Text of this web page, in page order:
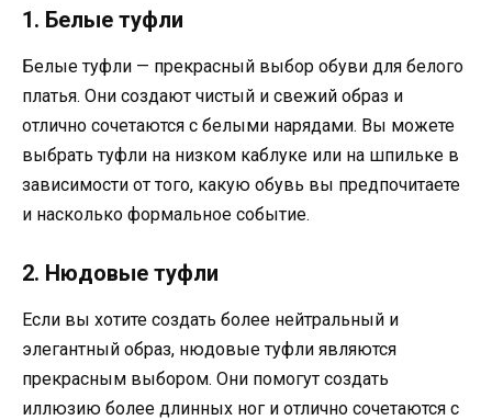
1. Белые туфли
Белые туфли — прекрасный выбор обуви для белого
платья. Они создают чистый и свежий образ и
отлично сочетаются с белыми нарядами. Вы можете
выбрать туфли на низком каблуке или на шпильке в
зависимости от того, какую обувь вы предпочитаете
и насколько формальное событие.
2. Нюдовые туфли
Если вы хотите создать более нейтральный и
элегантный образ, нюдовые туфли являются
прекрасным выбором. Они помогут создать
иллюзию более длинных ног и отлично сочетаются с